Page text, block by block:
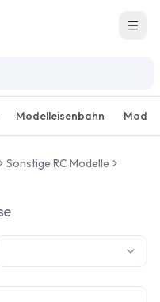
Menü
Modelleisenbahn
Sonstige RC Modelle